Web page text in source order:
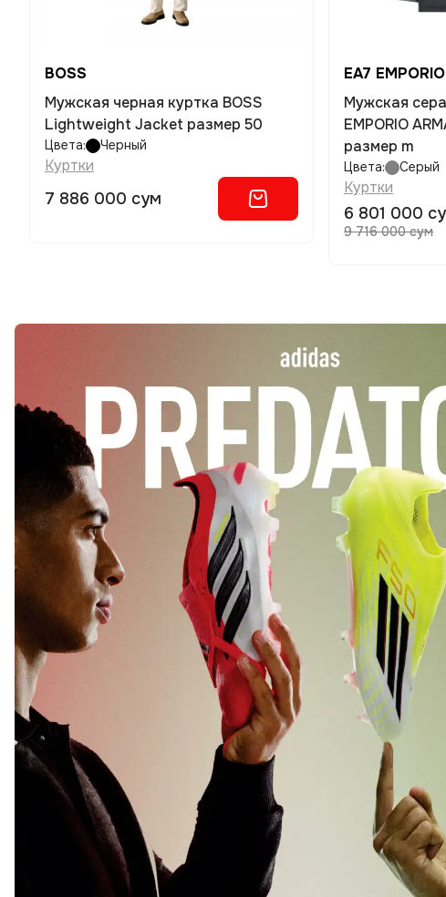
BOSS
Мужская черная куртка BOSS
Lightweight Jacket размер 50
Цвета: Черный
Куртки
7 886 000 сум
EA7
Мужская
EMPORIO
размер m
Цвета: Серый
Куртки
6 801 000
9 716 000 сум